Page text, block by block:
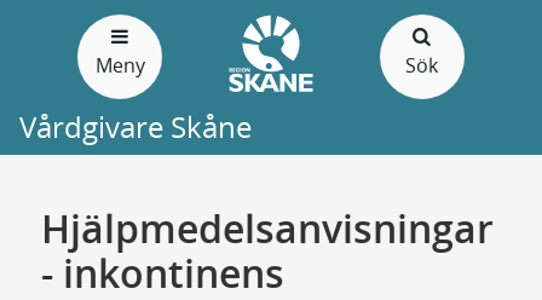
Meny Sök
Vårdgivare Skåne
Hjälpmedelsanvisningar
- inkontinens